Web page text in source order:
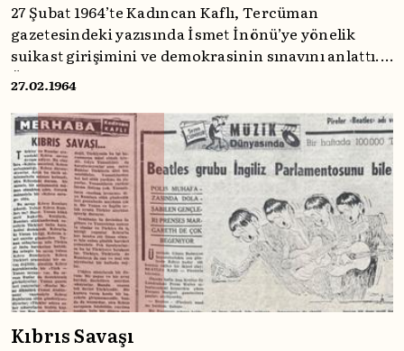
27 Şubat 1964’te Kadıncan Kaflı, Tercüman
gazetesindeki yazısında İsmet İnönü’ye yönelik
suikast girişimini ve demokrasinin sınavını anlattı.
Üç kurşunun gölgesinde serinkanlılığı, meşru
tanıklık.
27.02.1964
Kıbrıs Savaşı